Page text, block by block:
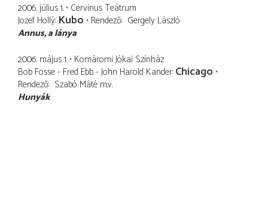
2006. július 1. Cervinus Teátrum
Jozef Hollý Kubo Rendező Gergely László
Annus a lánya
2006. május 1. Komáromi Jókai Színház
Bob Fosse - Fred Ebb - John Harold Kander Chicago
Rendező Szabó Máté m.v.
Hunyák